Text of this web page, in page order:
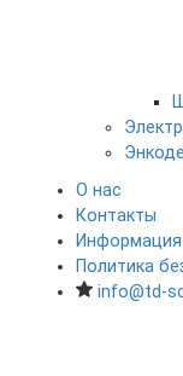
О нас
Контакты
Политика
info@td-